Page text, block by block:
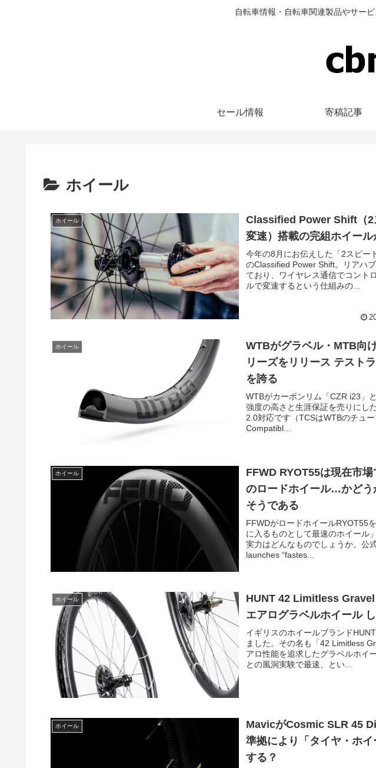
自転車情報・自転車関連製品やサー
セール情報 寄稿記事
ホイール
ホイール
Classified Power Shift（2
変速）搭載の完組ホイー
今年の8月にお伝えした「2スピー
のClassified Power Shift。リアハ
ており、ワイヤレス通信でコント
ルで変速するという仕組みの...
ホイール
WTBがグラベル・MTB向
リーズをリリース テスト
を誇る
WTBがカーボンリム「CZR i23」
強度の高さと生涯保証を売りにし
2.0対応です（TCSはWTBのチュ
Compatibl...
ホイール
FFWD RYOT55は現在市
のロードホイール…かどう
そうである
FFWDがロードホイールRYOT55
に入るものとして最速のホイール
実力はどんなものでしょうか。公
launches “fastes...
ホイール
HUNT 42 Limitless
エアログラベルホイール
イギリスのホイールブランド
ました。その名も「42 Limitless
アロ性能を追求したグラベルホイ
との風洞実験で最速、とい...
ホイール
MavicがCosmic SLR 45
準拠により「タイヤ・ホ
する？